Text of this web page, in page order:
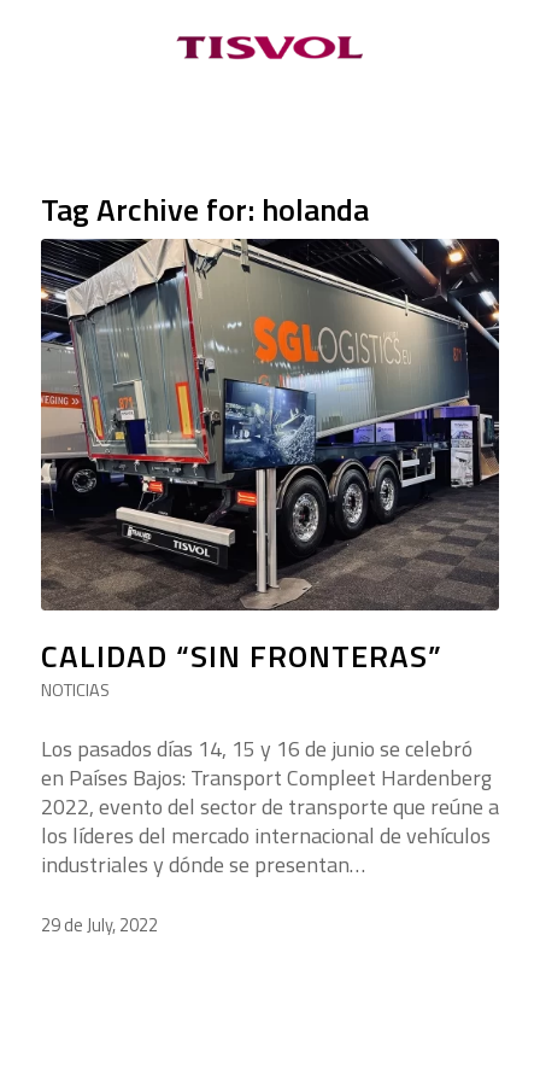
Tag Archive for: holanda
CALIDAD “SIN FRONTERAS”
NOTICIAS
Los pasados días 14, 15 y 16 de junio se celebró
en Países Bajos: Transport Compleet Hardenberg
2022, evento del sector de transporte que reúne a
los líderes del mercado internacional de vehículos
industriales y dónde se presentan…
29 de July, 2022